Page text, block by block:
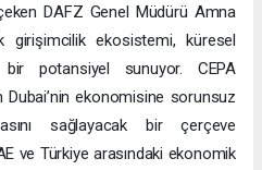
DAFZ Genel Müdürü Amna
girişimcilik ekosistemi, küresel
potansiyel sunuyor. CEPA
Dubai’nin ekonomisine sorunsuz
sağlayacak bir çerçeve
ve Türkiye arasındaki ekonomik